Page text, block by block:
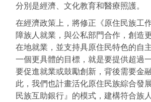
分別是經濟、文化教育和醫療照護。
在經濟政策上，將修正《原住民族工
障族人就業，與公私部門合作，創造
在地就業，並支持具原住民特色的自
一個更具體的目標，就是要提供超過
要促進就業或鼓勵創新，背後需要金
此，我們也計畫活化原住民族綜合發
民族互助銀行』的模式，建構符合族